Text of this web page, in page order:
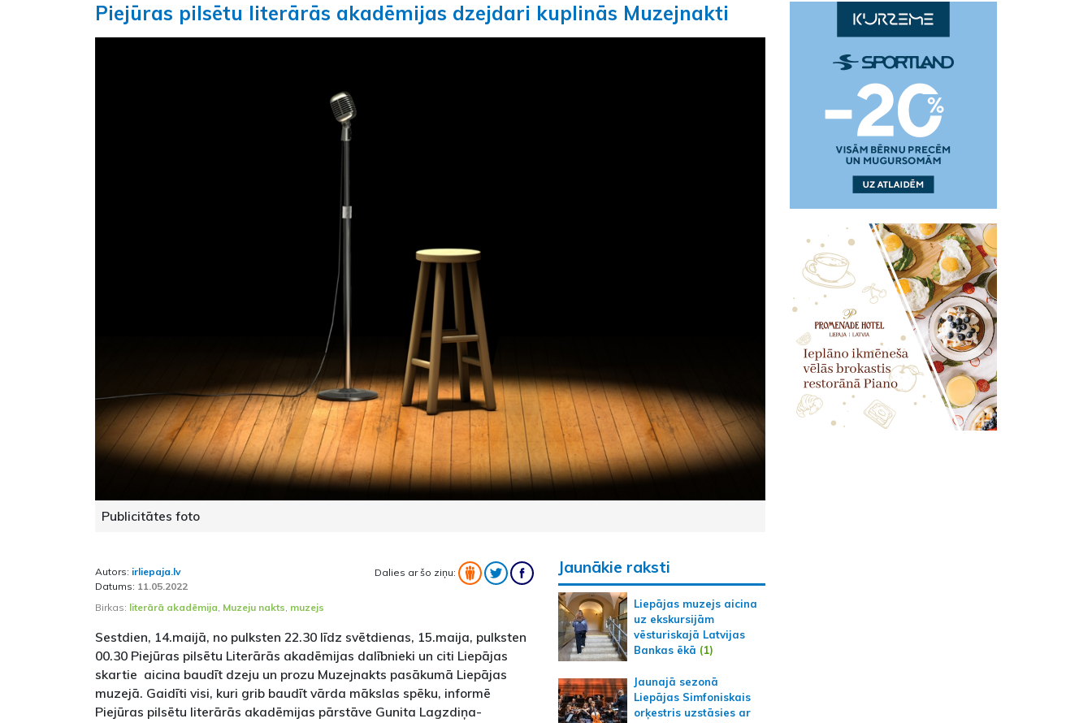
Piejūras pilsētu literārās akadēmijas dzejdari kuplinās Muzejnakti
Publicitātes foto
Autors: irliepaja.lv
Datums: 11.05.2022
Dalies ar šo ziņu:
Birkas: literārā akadēmija, Muzeju nakts, muzejs
Sestdien, 14.maijā, no pulksten 22.30 līdz svētdienas, 15.maija, pulksten
00.30 Piejūras pilsētu Literārās akadēmijas dalībnieki un citi Liepājas
skartie aicina baudīt dzeju un prozu Muzejnakts pasākumā Liepājas
muzejā. Gaidīti visi, kuri grib baudīt vārda mākslas spēku, informē
Piejūras pilsētu literārās akadēmijas pārstāve Gunita Lagzdiņa-
Jaunākie raksti
Liepājas muzejs aicina
uz ekskursijām
vēsturiskajā Latvijas
Bankas ēkā (1)
Jaunajā sezonā
Liepājas Simfoniskais
orķestris uzstāsies ar